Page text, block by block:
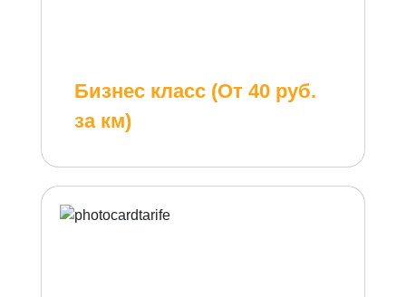
Бизнес класс (От 40 руб.
за км)